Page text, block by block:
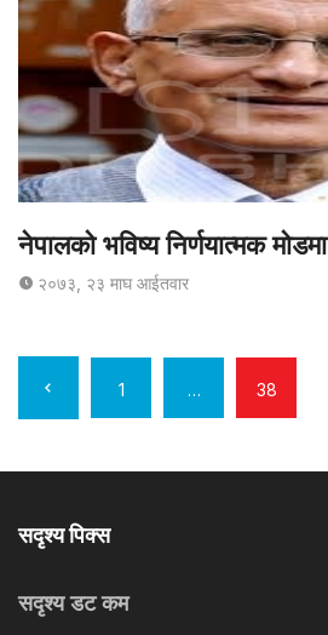
नेपालको भविष्य निर्णयात्मक मोडमा
२०७३, २३ माघ आईतवार
लेखहरुकाे
1 … 38
सदृश्य पिक्स
सदृश्य डट कम